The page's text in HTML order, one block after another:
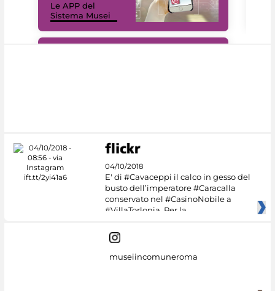
Le APP del
Sistema Musei
04/10/2018
E' di #Cavaceppi il calco in gesso del
busto dell’imperatore #Caracalla
conservato nel #CasinoNobile a
#VillaTorlonia. Per la
museiincomuneroma